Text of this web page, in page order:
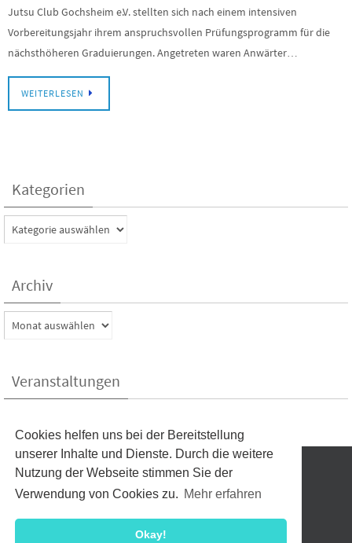
Cookies helfen uns bei der Bereitstellung
unserer Inhalte und Dienste. Durch die weitere
Nutzung der Webseite stimmen Sie der
Verwendung von Cookies zu. Mehr erfahren
Okay!
Jutsu Club Gochsheim e.V. stellten sich nach einem intensiven
Vorbereitungsjahr ihrem anspruchsvollen Prüfungsprogramm für die
nächsthöheren Graduierungen. Angetreten waren Anwärter…
WEITERLESEN
Kategorien
Kategorien
Archiv
Archiv
Veranstaltungen
EDITOR
© TSV Theilheim 1927 e. V.